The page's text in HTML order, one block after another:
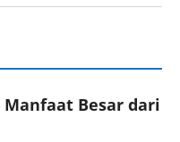
Manfaat Besar dari